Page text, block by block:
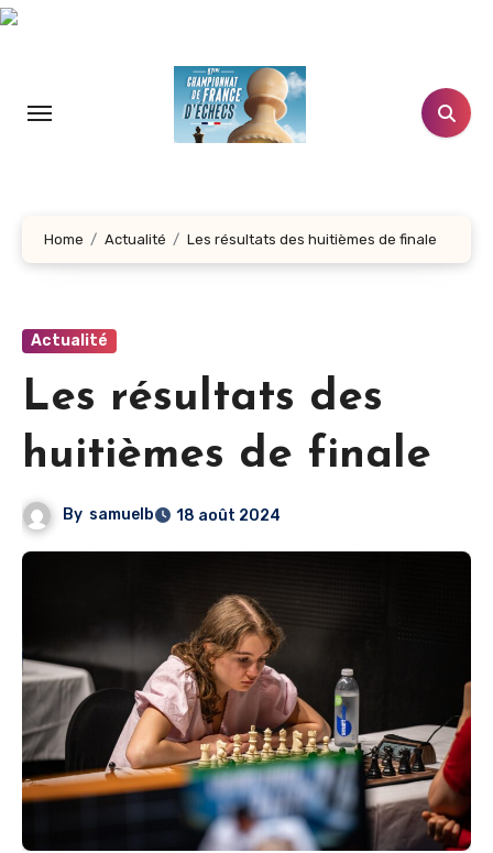
Aller
principal
Home Actualité Les résultats des huitièmes de finale
Actualité
Les résultats des
huitièmes de finale
By samuelb 18 août 2024